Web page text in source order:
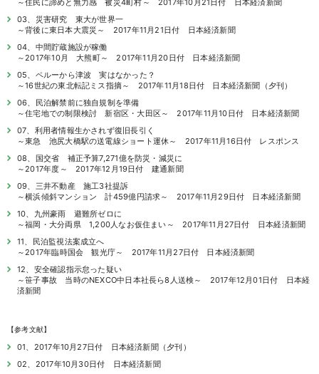
～住民に諦めと無力感 被災4町村～ 2017年10月21日付 日本経済新聞
03、災害研究 東大が世界一
～背後に東日本大震災～ 2017年11月21日付 日本経済新聞
04、中間貯蔵施設が稼働
～2017年10月 大熊町～ 2017年11月20日付 日本経済新聞
05、ペルーから津波 実はなかった？
～16世紀の東北転記ミス指摘～ 2017年11月18日付 日本経済新聞（夕刊）
06、民泊解禁前に独自規制を準備
～住宅地での制限検討 新宿区・大田区～ 2017年11月10日付 日本経済新聞
07、利用者情報生かされず復旧長引く
～東急 池尻大橋駅の送電線ショート運休～ 2017年11月16日付 レスポンス
08、国交省 補正予算7,271億を防災・減災に
～2017年度～ 2017年12月19日付 建通新聞
09、三井不動産 施工3社提訴
～横浜傾斜マンション 計459億円請求～ 2017年11月29日付 日本経済新聞
10、九州豪雨 避難所ゼロに
～福岡・大分両県 1,200人なお仮住まい～ 2017年11月27日付 日本経済新聞
11、民泊監視法案成立へ
～2017年臨時国会 観光庁～ 2017年11月27日付 日本経済新聞
12、安全確認指示怠った疑い
～笹子事故 当時のNEXCO中日本社長ら8人送検～ 2017年12月01日付 日本経
済新聞
【参考文献】
01、2017年10月27日付 日本経済新聞（夕刊）
02、2017年10月30日付 日本経済新聞